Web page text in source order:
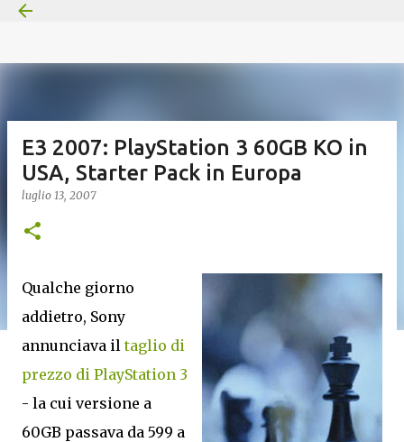
E3 2007: PlayStation 3 60GB KO in
USA, Starter Pack in Europa
luglio 13, 2007
Qualche giorno
addietro, Sony
annunciava iltaglio di
prezzo di PlayStation 3
- la cui versione a
60GB passava da 599 a